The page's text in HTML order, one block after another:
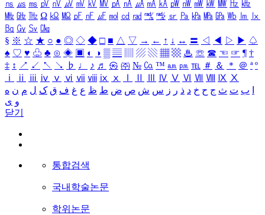
㎱ ㎲ ㎳ ㎴ ㎵ ㎶ ㎷ ㎸ ㎹ ㎀ ㎁ ㎂ ㎃ ㎄ ㎺ ㎻ ㎽ ㎾ ㎿ ㎐ ㎑
㎒ ㎓ ㎔ Ω ㏀ ㏁ ㎊ ㎋ ㎌ ㏖ ㏅ ㎭ ㎮ ㎯ ㏛ ㎩ ㎪ ㎫ ㎬ ㏝ ㏐
㏓
㏃ ㏉ ㏜ ㏆
§ ※ ☆ ★ ○ ● ◎ ◇ ◆ □ ■ △ ▽ → ← ↑ ↓ ↔ 〓 ◁ ◀ ▷ ▶ ♤
♠ ♡ ♥ ♧ ♣ ⊙ ◈ ▣ ◐ ◑ ▒ ▤ ▨ ▧ ▦ ▩ ♨ ☏ ☎ ☜ ☞ ¶ †
‡ ↕ ↗ ↙ ↖ ↘ ♭ ♩ ♪ ♬ ㉿ ㈜ № ㏇ ™ ㏂ ㏘ ℡ ＃ ＆ ＊ ＠ ª º
ⅰ
ⅱ ⅲ ⅳ ⅴ ⅵ ⅶ ⅷ ⅸ ⅹ Ⅳ Ⅴ Ⅵ Ⅶ Ⅷ Ⅸ Ⅹ
ب ت ث ج ح خ د ذ ر ز س ش ص ض ط ظ ع غ ف ق ک ل م ن ه
و ی
닫기
통합검색
국내학술논문
학위논문